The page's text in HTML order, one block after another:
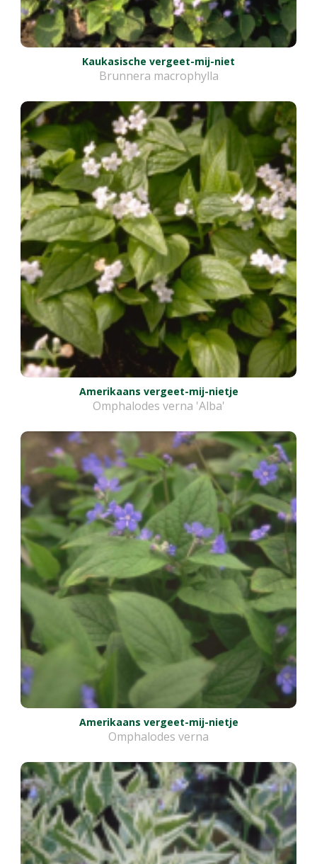
Kaukasische vergeet-mij-niet
Brunnera macrophylla
Amerikaans vergeet-mij-nietje
Omphalodes verna 'Alba'
Amerikaans vergeet-mij-nietje
Omphalodes verna